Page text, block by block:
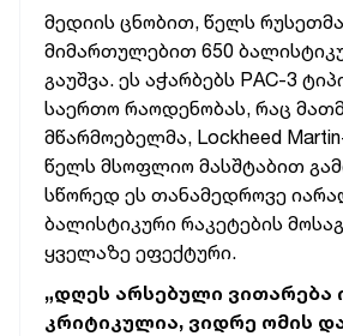
მედიის ცნობით, წელს
მიმართულებით 650
გაუშვა. ეს აჭარბებს PAC-3
საერთო რაოდენობას, რაც
მწარმოებელმა, Lockheed
წელს მსოფლიო მასშტაბით
სწორედ ეს თანამედროვე
ბალისტიკური რაკეტების
ყველაზე ეფექტური.
„დღეს არსებული ვითარება
კრიტიკულია, ვიდრე ომის